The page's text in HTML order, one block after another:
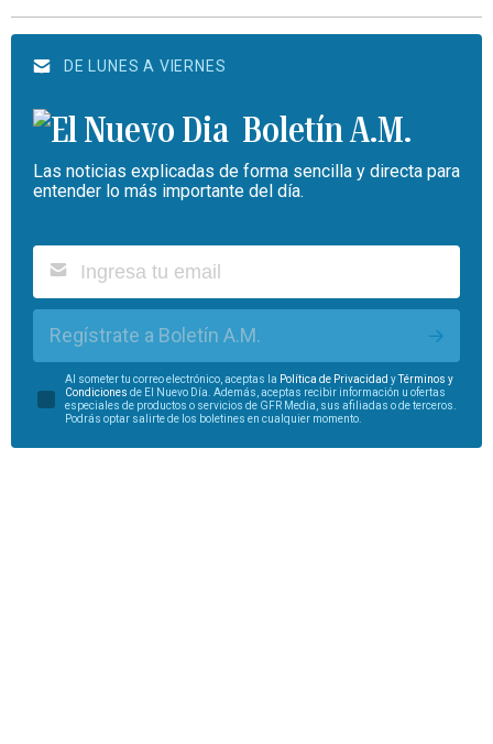
DE LUNES A VIERNES
Boletín A.M.
Las noticias explicadas de forma sencilla y directa para
entender lo más importante del día.
Regístrate a Boletín A.M.
Al someter tu correo electrónico, aceptas la Política de Privacidad yTérminos y
Condiciones de El Nuevo Día. Además, aceptas recibir información u ofertas
especiales de productos o servicios de GFR Media, sus afiliadas o de terceros.
Podrás optar salirte de los boletines en cualquier momento.